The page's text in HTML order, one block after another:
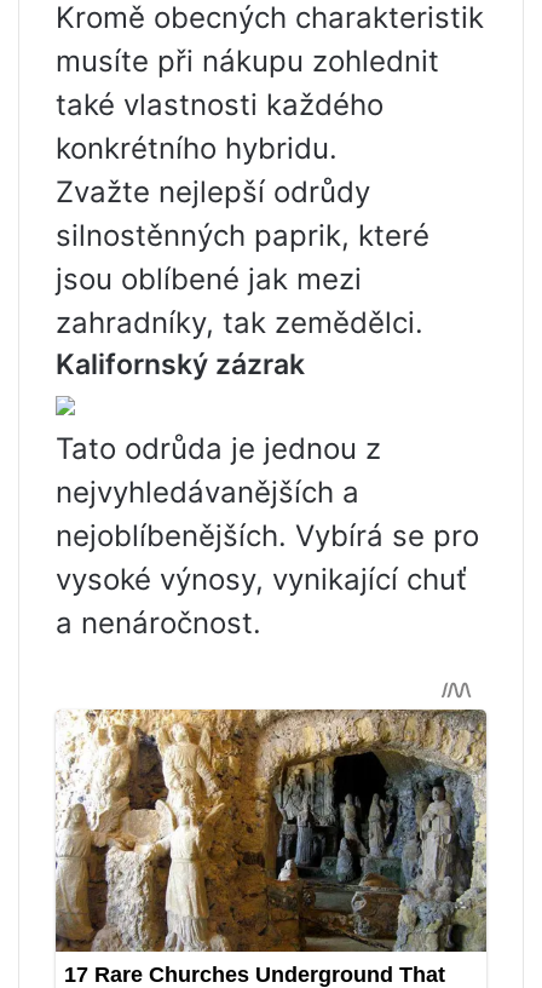
Kromě obecných charakteristik
musíte při nákupu zohlednit
také vlastnosti každého
konkrétního hybridu.
Zvažte nejlepší odrůdy
silnostěnných paprik, které
jsou oblíbené jak mezi
zahradníky, tak zemědělci.
Kalifornský zázrak
Tato odrůda je jednou z
nejvyhledávanějších a
nejoblíbenějších. Vybírá se pro
vysoké výnosy, vynikající chuť
a nenáročnost.